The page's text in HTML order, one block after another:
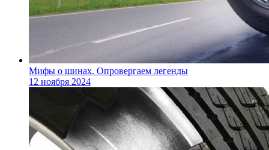
Мифы о шинах. Опровергаем легенды
12 ноября 2024